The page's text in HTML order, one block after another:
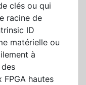
clés ou qui
racine de
ID
matérielle ou
à
hautes